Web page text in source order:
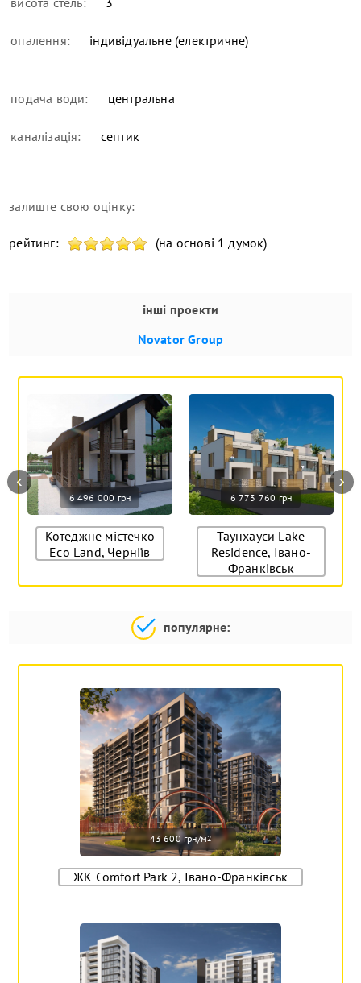
опалення: індивідуальне (електричне)
подача води: центральна
каналізація: септик
залиште свою оцінку:
рейтинг: (на основі 1 думок)
інші проекти
Novator Group
6 496 000 грн
Котеджне містечко
Eco Land, Черніїв
6 773 760 грн
Таунхауси Lake
Residence, Івано-
Франківськ
‹ ›
популярне:
43 600 грн/м2
ЖК Comfort Park 2, Івано-Франківськ